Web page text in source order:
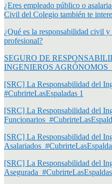
¿Eres empleado público o
Civil del Colegio también te
¿Qué es la responsabilidad civil
profesional?
SEGURO DE
INGENIEROS
[SRC] La Responsabilidad del
#CubrirteLasEspaladas 1
[SRC] La Responsabilidad del
[SRC] La Responsabilidad del
[SRC] La Responsabilidad del